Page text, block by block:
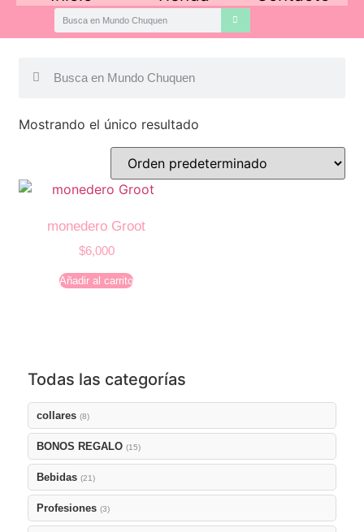
Todas las categorías
collares (8)
BONOS REGALO (15)
Bebidas (21)
Profesiones (3)
Mostrando el único resultado
monedero Groot
$6,000
Añadir al carrito